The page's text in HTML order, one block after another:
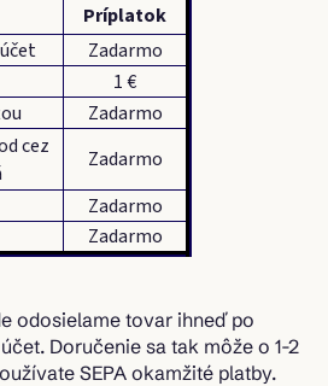
Príplatok
Zadarmo
1 €
Zadarmo
cez
Zadarmo
Zadarmo
Zadarmo
odosielame tovar ihneď po
Doručenie sa tak môže o 1-2
SEPA okamžité platby.